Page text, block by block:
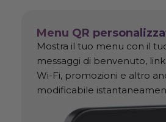
Menu QR
Mostra il tuo menu con il
messaggi di benvenuto,
Wi-Fi, promozioni e altro
modificabile